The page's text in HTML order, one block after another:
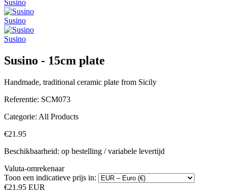
Susino
Susino
Susino
Susino - 15cm plate
Handmade, traditional ceramic plate from Sicily
Referentie: SCM073
Categorie: All Products
€21.95
Beschikbaarheid: op bestelling / variabele levertijd
Valuta-omrekenaar
Toon een indicatieve prijs in:
€21.95 EUR